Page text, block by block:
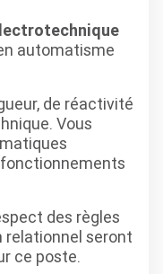
automatisme
de réactivité
Vous
des règles
seront
ce poste.